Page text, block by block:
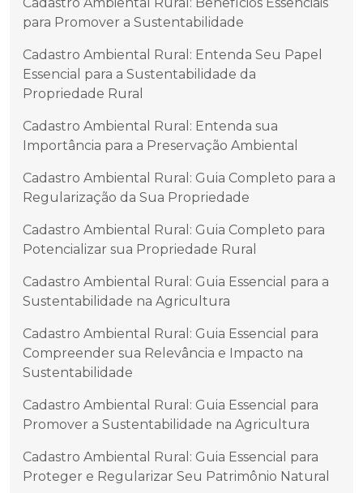
para Promover a Sustentabilidade
Cadastro Ambiental Rural: Entenda Seu Papel
Essencial para a Sustentabilidade da
Propriedade Rural
Cadastro Ambiental Rural: Entenda sua
Importância para a Preservação Ambiental
Cadastro Ambiental Rural: Guia Completo para a
Regularização da Sua Propriedade
Cadastro Ambiental Rural: Guia Completo para
Potencializar sua Propriedade Rural
Cadastro Ambiental Rural: Guia Essencial para a
Sustentabilidade na Agricultura
Cadastro Ambiental Rural: Guia Essencial para
Compreender sua Relevância e Impacto na
Sustentabilidade
Cadastro Ambiental Rural: Guia Essencial para
Promover a Sustentabilidade na Agricultura
Cadastro Ambiental Rural: Guia Essencial para
Proteger e Regularizar Seu Patrimônio Natural